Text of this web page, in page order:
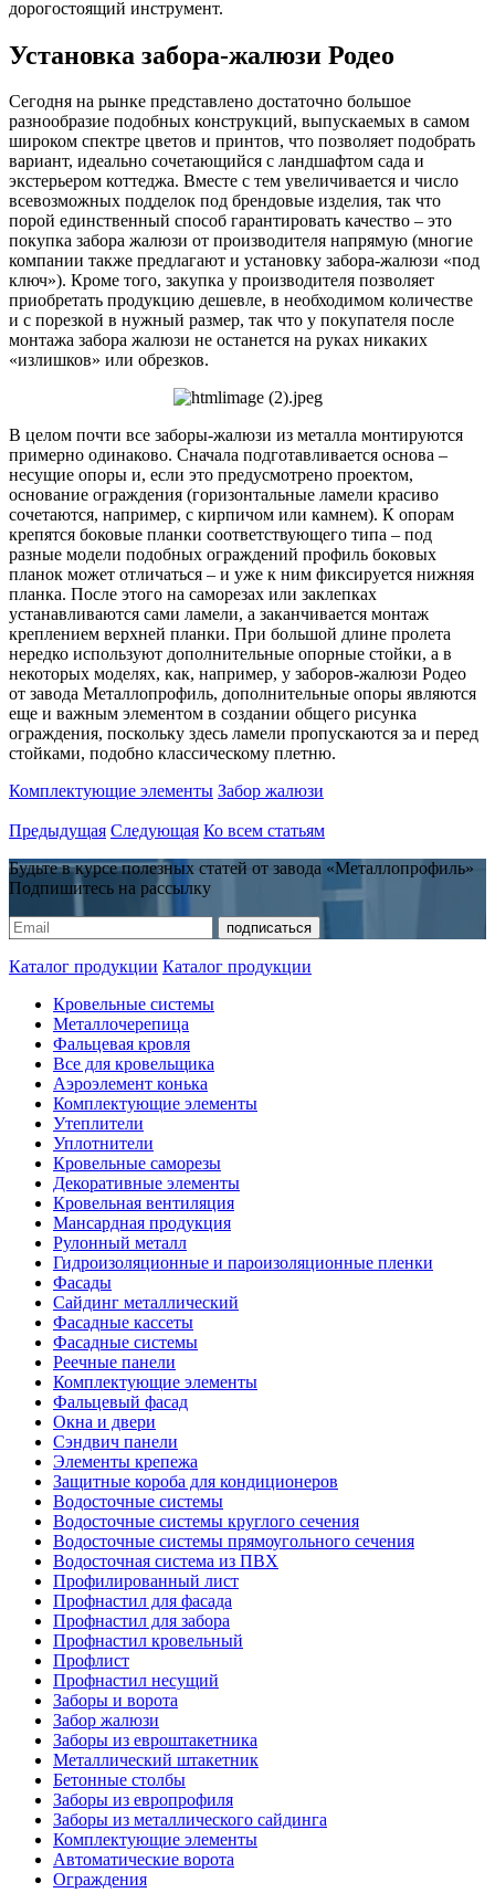
дорогостоящий инструмент.
Установка забора-жалюзи Родео
Сегодня на рынке представлено достаточно большое
разнообразие подобных конструкций, выпускаемых в самом
широком спектре цветов и принтов, что позволяет подобрать
вариант, идеально сочетающийся с ландшафтом сада и
экстерьером коттеджа. Вместе с тем увеличивается и число
всевозможных подделок под брендовые изделия, так что
порой единственный способ гарантировать качество – это
покупка забора жалюзи от производителя напрямую (многие
компании также предлагают и установку забора-жалюзи «под
ключ»). Кроме того, закупка у производителя позволяет
приобретать продукцию дешевле, в необходимом количестве
и с порезкой в нужный размер, так что у покупателя после
монтажа забора жалюзи не останется на руках никаких
«излишков» или обрезков.
В целом почти все заборы-жалюзи из металла монтируются
примерно одинаково. Сначала подготавливается основа –
несущие опоры и, если это предусмотрено проектом,
основание ограждения (горизонтальные ламели красиво
сочетаются, например, с кирпичом или камнем). К опорам
крепятся боковые планки соответствующего типа – под
разные модели подобных ограждений профиль боковых
планок может отличаться – и уже к ним фиксируется нижняя
планка. После этого на саморезах или заклепках
устанавливаются сами ламели, а заканчивается монтаж
креплением верхней планки. При большой длине пролета
нередко используют дополнительные опорные стойки, а в
некоторых моделях, как, например, у заборов-жалюзи Родео
от завода Металлопрофиль, дополнительные опоры являются
еще и важным элементом в создании общего рисунка
ограждения, поскольку здесь ламели пропускаются за и перед
стойками, подобно классическому плетню.
Комплектующие элементы Забор жалюзи
Предыдущая Следующая Ко всем статьям
Будьте в курсе полезных статей от завода «Металлопрофиль»
Подпишитесь на рассылку
Каталог продукции Каталог продукции
Кровельные системы
Металлочерепица
Фальцевая кровля
Все для кровельщика
Аэроэлемент конька
Комплектующие элементы
Утеплители
Уплотнители
Кровельные саморезы
Декоративные элементы
Кровельная вентиляция
Мансардная продукция
Рулонный металл
Гидроизоляционные и пароизоляционные пленки
Фасады
Сайдинг металлический
Фасадные кассеты
Фасадные системы
Реечные панели
Комплектующие элементы
Фальцевый фасад
Окна и двери
Сэндвич панели
Элементы крепежа
Защитные короба для кондиционеров
Водосточные системы
Водосточные системы круглого сечения
Водосточные системы прямоугольного сечения
Водосточная система из ПВХ
Профилированный лист
Профнастил для фасада
Профнастил для забора
Профнастил кровельный
Профлист
Профнастил несущий
Заборы и ворота
Забор жалюзи
Заборы из евроштакетника
Металлический штакетник
Бетонные столбы
Заборы из европрофиля
Заборы из металлического сайдинга
Комплектующие элементы
Автоматические ворота
Ограждения